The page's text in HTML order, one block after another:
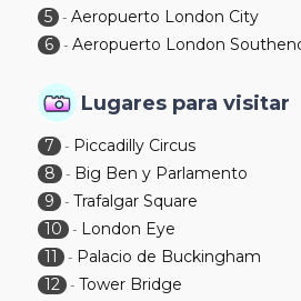
5 -Aeropuerto London City
6 -Aeropuerto London
Lugares para visitar
7 - Piccadilly Circus
8
- Big Ben y Parlamento
9
- Trafalgar Square
10
- London Eye
11
- Palacio de Buckingham
12 - Tower Bridge